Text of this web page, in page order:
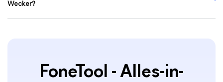
Wecker?
FoneTool - Alles-in-